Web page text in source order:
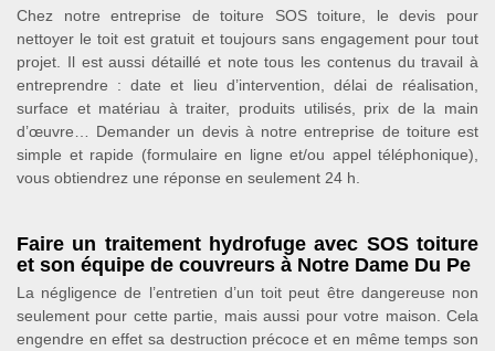
Chez notre entreprise de toiture SOS toiture, le devis pour
nettoyer le toit est gratuit et toujours sans engagement pour tout
projet. Il est aussi détaillé et note tous les contenus du travail à
entreprendre : date et lieu d’intervention, délai de réalisation,
surface et matériau à traiter, produits utilisés, prix de la main
d’œuvre… Demander un devis à notre entreprise de toiture est
simple et rapide (formulaire en ligne et/ou appel téléphonique),
vous obtiendrez une réponse en seulement 24 h.
Faire un traitement hydrofuge avec SOS toiture
et son équipe de couvreurs à Notre Dame Du Pe
La négligence de l’entretien d’un toit peut être dangereuse non
seulement pour cette partie, mais aussi pour votre maison. Cela
engendre en effet sa destruction précoce et en même temps son